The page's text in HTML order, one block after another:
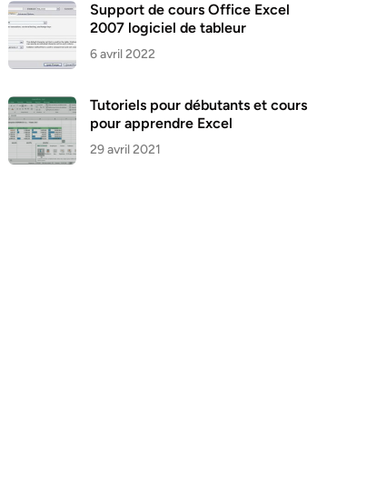
Support de cours Office Excel
2007 logiciel de tableur
6 avril 2022
Tutoriels pour débutants et cours
pour apprendre Excel
29 avril 2021